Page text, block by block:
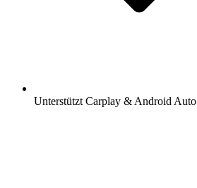
Unterstützt Carplay & Android Auto